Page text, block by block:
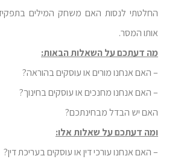
החלטתי לנסות האם משחק המילים
אותו המסר.
מה דעתכם על השאלות הבאות:
– האם אנחנו מורים או עוסקים בהוראה?
– האם אנחנו מחנכים או עוסקים בחינוך?
האם יש הבדל מבחינתכם?
ומה דעתכם על שאלות אלו:
– האם אנחנו עורכי דין או עוסקים בעריכת דין?